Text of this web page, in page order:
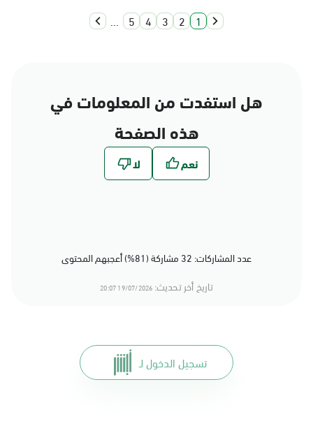
1
2
3
4
5
...
هل استفدت من المعلومات في
هذه الصفحة
عدد المشاركات: 32 مشاركة (81%) أعجبهم المحتوى
تاريخ أخر تحديث: 19/07/2026 20:07
تسجيل الدخول لـ